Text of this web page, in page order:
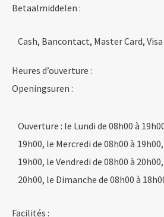
Betaalmiddelen :
Cash, Bancontact, Master Card, Visa
Heures d’ouverture :
Openingsuren :
Ouverture : le Lundi de 08h00 à
19h00, le Mercredi de 08h00 à
19h00, le Vendredi de 08h00 à
20h00, le Dimanche de 08h00 à
Facilités :